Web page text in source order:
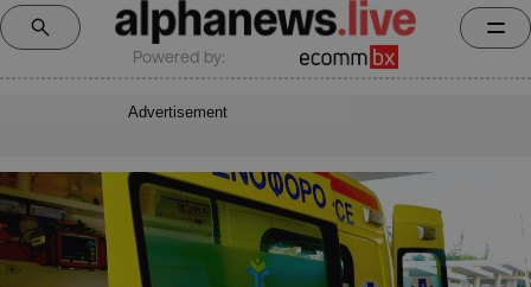
Powered by:
Advertisement